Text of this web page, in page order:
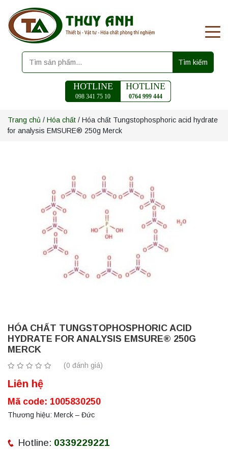
Tìm kiếm
HOTLINE
098 341 75 10
HOTLINE
0764 999 444
Trang chủ / Hóa chất / Hóa chất Tungstophosphoric acid hydrate
for analysis EMSURE® 250g Merck
HÓA CHẤT TUNGSTOPHOSPHORIC ACID
HYDRATE FOR ANALYSIS EMSURE® 250G
MERCK
(0 đánh giá)
Liên hệ
Mã code: 1005830250
Thương hiệu: Merck – Đức
Hotline: 0339229221